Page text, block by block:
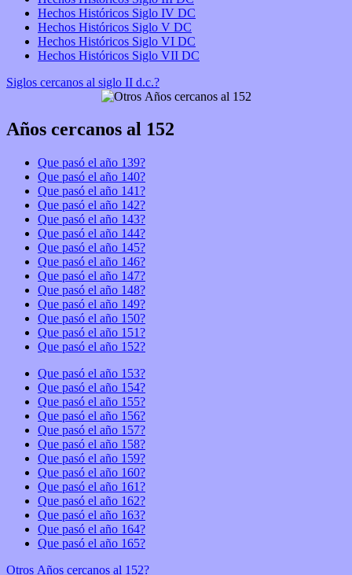
Hechos Históricos Siglo IV DC
Hechos Históricos Siglo V DC
Hechos Históricos Siglo VI DC
Hechos Históricos Siglo VII DC
Siglos cercanos al siglo II d.c.?
Años cercanos al 152
Que pasó el año 139?
Que pasó el año 140?
Que pasó el año 141?
Que pasó el año 142?
Que pasó el año 143?
Que pasó el año 144?
Que pasó el año 145?
Que pasó el año 146?
Que pasó el año 147?
Que pasó el año 148?
Que pasó el año 149?
Que pasó el año 150?
Que pasó el año 151?
Que pasó el año 152?
Que pasó el año 153?
Que pasó el año 154?
Que pasó el año 155?
Que pasó el año 156?
Que pasó el año 157?
Que pasó el año 158?
Que pasó el año 159?
Que pasó el año 160?
Que pasó el año 161?
Que pasó el año 162?
Que pasó el año 163?
Que pasó el año 164?
Que pasó el año 165?
Otros Años cercanos al 152?